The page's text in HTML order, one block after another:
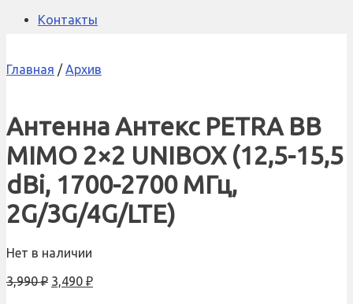
Контакты
Главная / Архив
Антенна Антекс PETRA BB
MIMO 2×2 UNIBOX (12,5-15,5
dBi, 1700-2700 МГц,
2G/3G/4G/LTE)
Нет в наличии
3,990₽ 3,490 ₽